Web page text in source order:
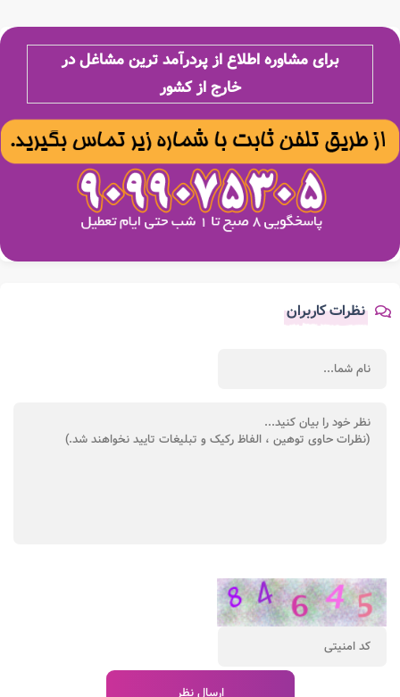
برای مشاوره اطلاع از پردرآمد ترین مشاغل در
خارج از کشور
نظرات کاربران